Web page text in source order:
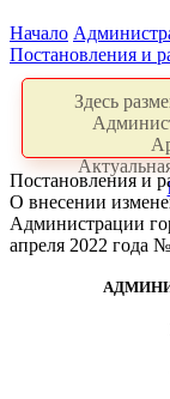
Начало
Постановления и
Здесь
Постановления и
О внесении
Администрации
апреля 2022 года